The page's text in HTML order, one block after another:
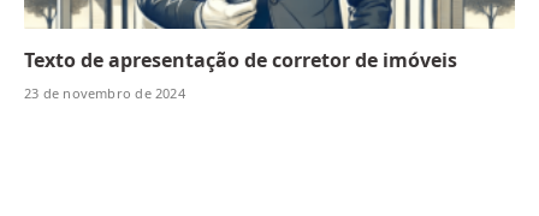
Texto de apresentação de corretor de imóveis
23 de novembro de 2024